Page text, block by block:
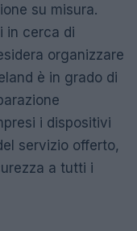
su misura.
in cerca di
organizzare
è in grado di
i dispositivi
servizio offerto,
a tutti i